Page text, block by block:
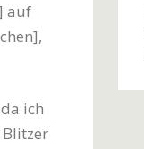
auf
ich